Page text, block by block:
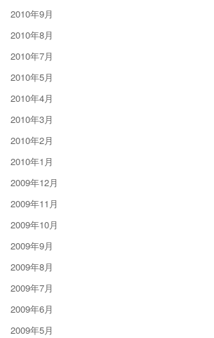
2010年9月
2010年8月
2010年7月
2010年5月
2010年4月
2010年3月
2010年2月
2010年1月
2009年12月
2009年11月
2009年10月
2009年9月
2009年8月
2009年7月
2009年6月
2009年5月